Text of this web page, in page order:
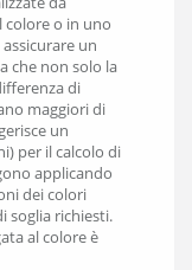
colore o in uno
un
che non solo la
di
maggiori di
un
per il calcolo di
applicando
dei colori
soglia richiesti.
al colore è